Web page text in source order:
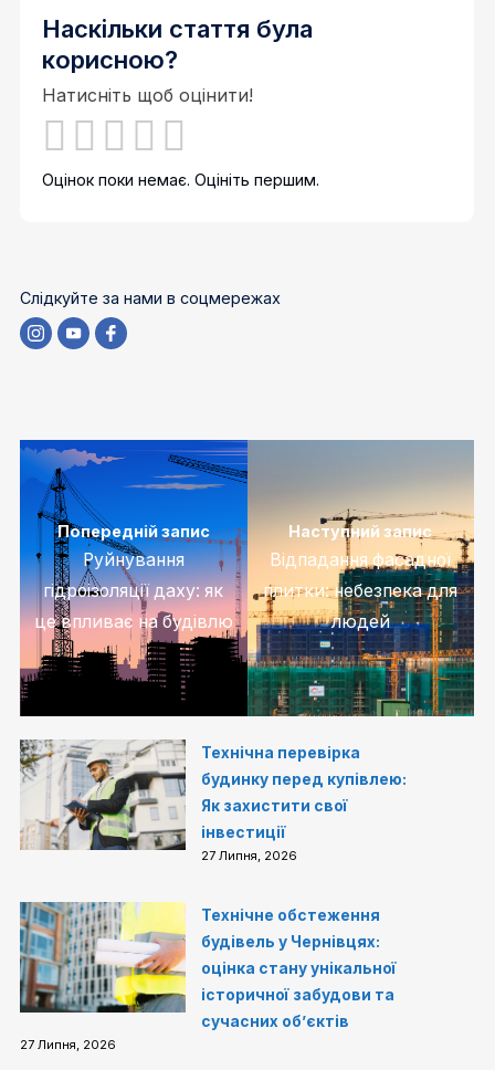
Наскільки стаття була
корисною?
Натисніть щоб оцінити!
Оцінок поки немає. Оцініть першим.
Слідкуйте за нами в соцмережах
Попередній запис
Руйнування
гідроізоляції даху: як
це впливає на будівлю
Наступний запис
Відпадання фасадної
плитки: небезпека для
людей
Технічна перевірка
будинку перед купівлею:
Як захистити свої
інвестиції
27 Липня, 2026
Технічне обстеження
будівель у Чернівцях:
оцінка стану унікальної
історичної забудови та
сучасних об’єктів
27 Липня, 2026